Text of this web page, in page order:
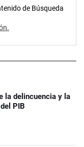
de Búsqueda
la delincuencia y la
PIB